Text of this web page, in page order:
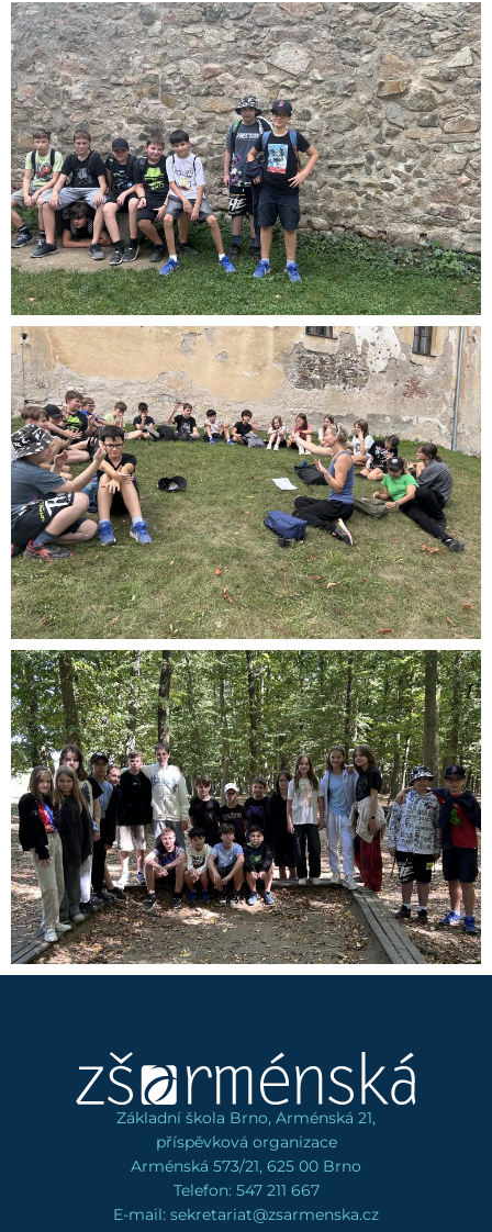
Základní škola Brno, Arménská 21,
příspěvková organizace
Arménská 573/21, 625 00 Brno
Telefon: 547 211 667
E-mail: sekretariat@zsarmenska.cz